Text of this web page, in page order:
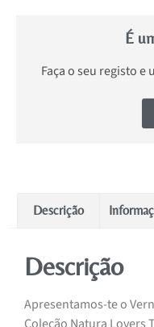
É
Faça o seu registo
Descrição
Descrição
Apresentamos-te o